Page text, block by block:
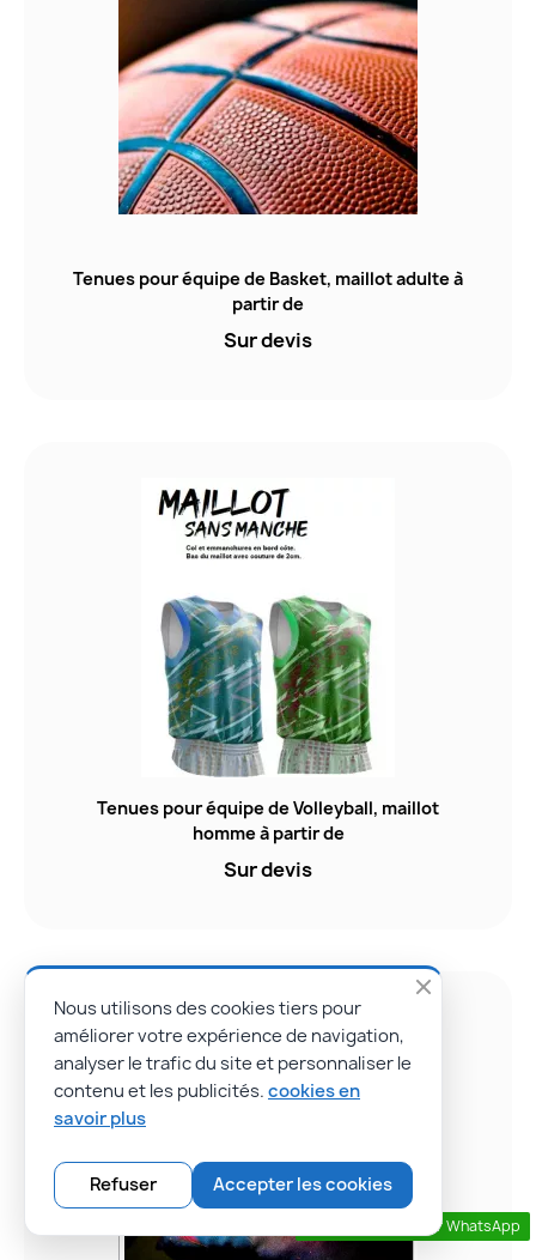
Tenues pour équipe de Basket, maillot adulte à
partir de
Sur devis
Tenues pour équipe de Volleyball, maillot
homme à partir de
Sur devis
Contactez nous par WhatsApp
Nous utilisons des cookies tiers pour
améliorer votre expérience de navigation,
analyser le trafic du site et personnaliser le
contenu et les publicités. cookies en
savoir plus
Accepter les cookies
Refuser